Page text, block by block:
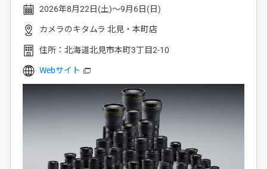
2026年8月22日(土)～9月6日(日)
カメラのキタムラ 北見・本町店
住所： 北海道北見市本町3丁目2-10
Webサイト